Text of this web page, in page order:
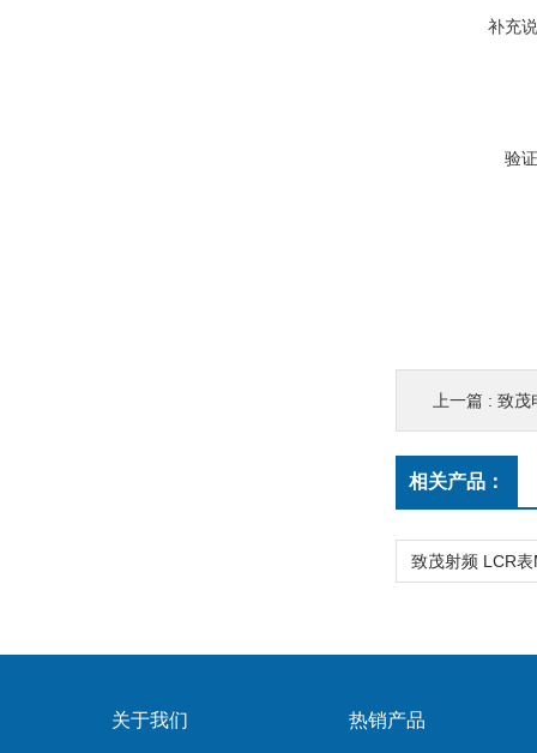
补充
验
上一篇 : 致茂
相关产品：
关于我们 热销产品